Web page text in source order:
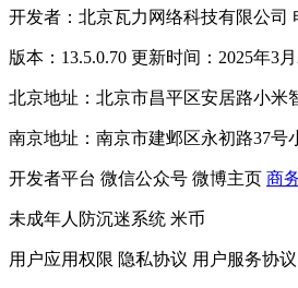
开发者：北京瓦力网络科技有限公司
版本：13.5.0.70 更新时间：2025年3月
北京地址：北京市昌平区安居路小米
南京地址：南京市建邺区永初路37号
开发者平台 微信公众号 微博主页 商
未成年人防沉迷系统 米币
用户应用权限 隐私协议 用户服务协议